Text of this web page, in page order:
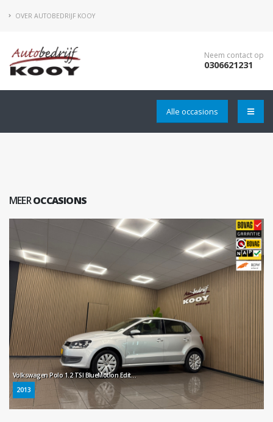
OVER AUTOBEDRIJF KOOY
Neem contact op
0306621231
Alle occasions
MEEROCCASIONS
Volkswagen Polo 1.2 TSI BlueMotion Edition * Airco / Cruise control / Parkeersensoren / NL Auto *
2013